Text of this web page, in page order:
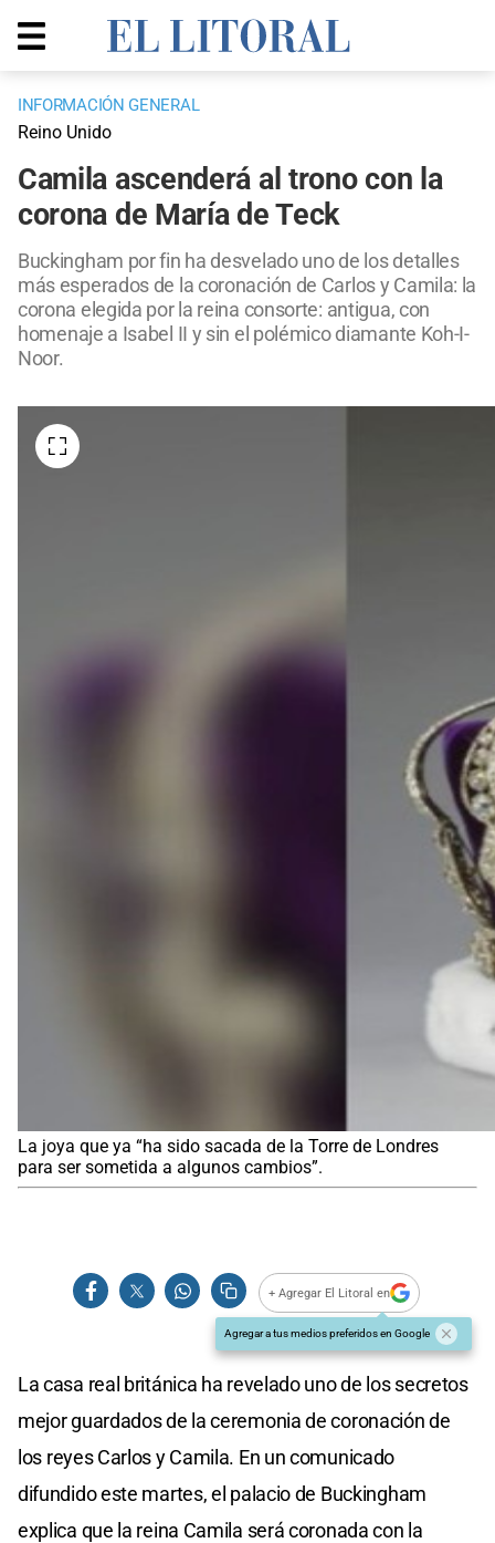
INFORMACIÓN GENERAL
Reino Unido
Camila ascenderá al trono con la
corona de María de Teck
Buckingham por fin ha desvelado uno de los detalles
más esperados de la coronación de Carlos y Camila: la
corona elegida por la reina consorte: antigua, con
homenaje a Isabel II y sin el polémico diamante Koh-I-
Noor.
La joya que ya “ha sido sacada de la Torre de Londres
para ser sometida a algunos cambios”.
+ Agregar El Litoral en
Agregar a tus medios preferidos en Google
La casa real británica ha revelado uno de los secretos
mejor guardados de la ceremonia de coronación de
los reyes Carlos y Camila. En un comunicado
difundido este martes, el palacio de Buckingham
explica que la reina Camila será coronada con la